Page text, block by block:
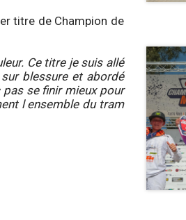
titre de Champion de
Ce titre je suis allé
blessure et abordé
se finir mieux pour
l ensemble du tram